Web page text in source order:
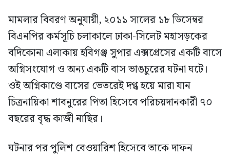
মামলার বিবরণ অনুযায়ী, ২০১১ সালের ১৮ ডিসেম্বর
বিএনপির কর্মসূচি চলাকালে ঢাকা-সিলেট মহাসড়কের
বদিকোনা এলাকায় হবিগঞ্জ সুপার এক্সপ্রেসের একটি বাসে
অগ্নিসংযোগ ও অন্য একটি বাস ভাঙচুরের ঘটনা ঘটে।
ওই অগ্নিকাণ্ডে বাসের ভেতরেই দগ্ধ হয়ে মারা যান
চিত্রনায়িকা শাবনুরের পিতা হিসেবে পরিচয়দানকারী ৭০
বছরের বৃদ্ধ কাজী নাছির।
ঘটনার পর পুলিশ বেওয়ারিশ হিসেবে তাকে দাফন